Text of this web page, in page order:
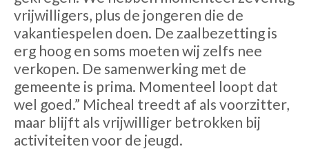
vrijwilligers, plus de jongeren die de
vakantiespelen doen. De zaalbezetting is
erg hoog en soms moeten wij zelfs nee
verkopen. De samenwerking met de
gemeente is prima. Momenteel loopt dat
wel goed.” Micheal treedt af als voorzitter,
maar blijft als vrijwilliger betrokken bij
activiteiten voor de jeugd.